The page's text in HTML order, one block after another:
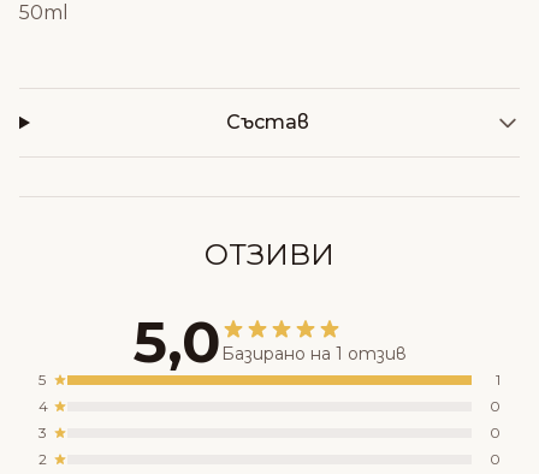
50ml
Състав
ОТЗИВИ
5,0 Базирано на 1 отзив
5
1
4
0
3
0
2
0